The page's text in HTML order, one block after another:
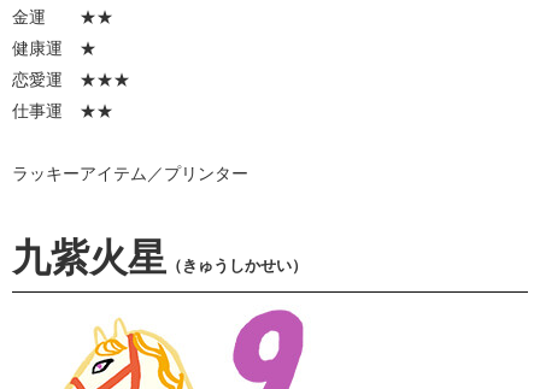
金運 ★★
健康運 ★
恋愛運 ★★★
仕事運 ★★
ラッキーアイテム／プリンター
九紫火星 （きゅうしかせい）